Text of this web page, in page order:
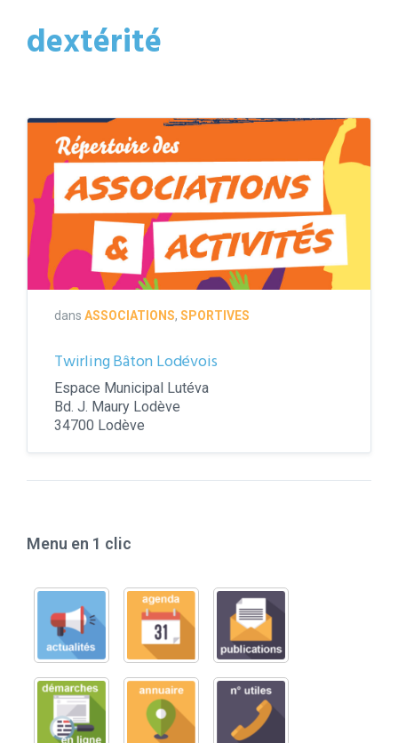
dextérité
couverture
répertoire
2021-
2022
dans ASSOCIATIONS, SPORTIVES
Twirling Bâton Lodévois
Espace Municipal Lutéva
Bd. J. Maury Lodève
34700 Lodève
Menu en 1 clic